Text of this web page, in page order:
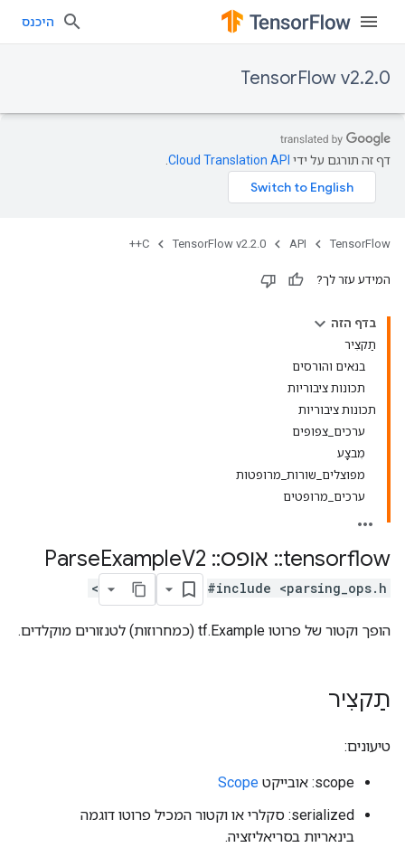
היכנס
TensorFlow v2.2.0
דף זה תורגם על ידי Cloud Translation API
TensorFlow
API
TensorFlow v2.2.0
C++
המידע עזר לך?
בדף הזה
תַקצִיר
בנאים והורסים
תכונות ציבוריות
תכונות ציבוריות
ערכים_צפופים
מִבצָע
מפוצלים_שורות_מרופטות
ערכים_מרופטים
tensorflow
:: אופס::
ExampleV2
#include <parsing_ops.h>
הופך וקטור של פרוטו tf.Example (כמחרוזות) לטנזורים מוקלדים.
תַקצִיר
טיעונים:
scope: אובייקט
Scope
serialized: סקלרי או וקטור המכיל פרוטו דוגמה
בינאריות בסריאליזציה.